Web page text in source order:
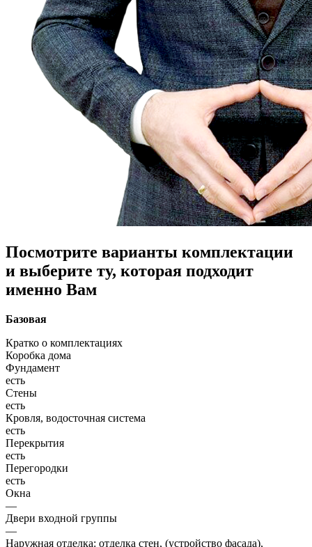
Посмотрите варианты комплектации
и выберите ту, которая подходит
именно Вам
Базовая
Кратко о комплектациях
Коробка дома
Фундамент
есть
Стены
есть
Кровля, водосточная система
есть
Перекрытия
есть
Перегородки
есть
Окна
—
Двери входной группы
—
Наружная отделка: отделка стен, (устройство фасада),